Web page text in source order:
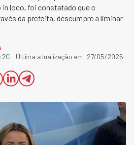
loco, foi constatado que o
da prefeita, descumpre a liminar
- Última atualização em: 27/05/2026